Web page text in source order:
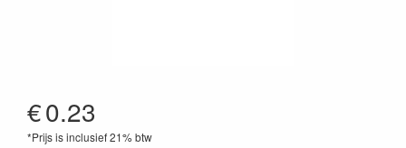
€0.23
*Prijs is inclusief 21% btw